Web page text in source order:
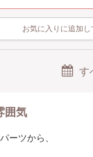
お気に入りに追加
す
囲気
ーツから、